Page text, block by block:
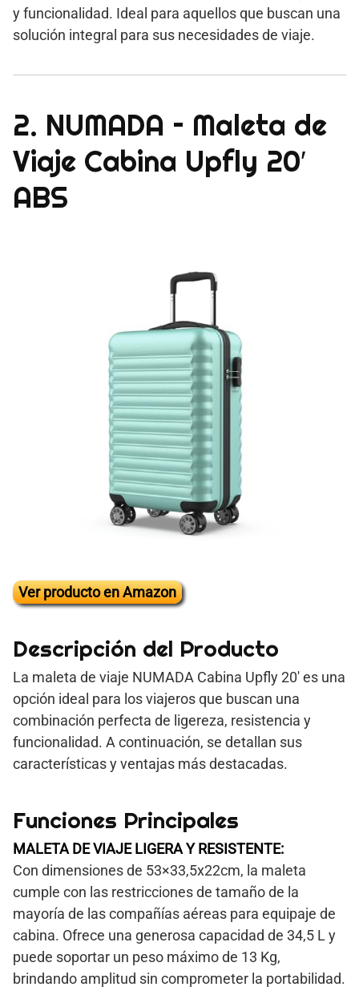
y funcionalidad. Ideal para aquellos que buscan una
solución integral para sus necesidades de viaje.
2. NUMADA – Maleta de
Viaje Cabina Upfly 20′
ABS
Ver producto en Amazon
Descripción del Producto
La maleta de viaje NUMADA Cabina Upfly 20′ es una
opción ideal para los viajeros que buscan una
combinación perfecta de ligereza, resistencia y
funcionalidad. A continuación, se detallan sus
características y ventajas más destacadas.
Funciones Principales
MALETA DE VIAJE LIGERA Y RESISTENTE:
Con dimensiones de 53×33,5x22cm, la maleta
cumple con las restricciones de tamaño de la
mayoría de las compañías aéreas para equipaje de
cabina. Ofrece una generosa capacidad de 34,5 L y
puede soportar un peso máximo de 13 Kg,
brindando amplitud sin comprometer la portabilidad.